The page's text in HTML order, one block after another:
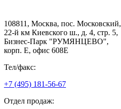
108811, Москва, пос. Московский,
22-й км Киевского ш., д. 4, стр. 5,
Бизнес-Парк "РУМЯНЦЕВО",
корп. Е, офис 608E
Тел/факс:
+7 (495) 181-56-67
Отдел продаж: